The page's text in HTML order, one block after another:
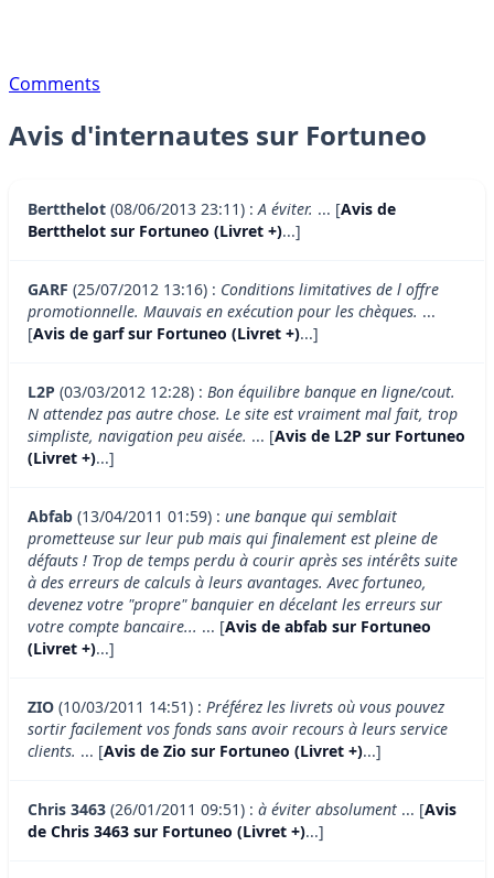
Comments
Avis d'internautes sur Fortuneo
Bertthelot (08/06/2013 23:11) :A éviter. ... [Avis de
Bertthelot sur Fortuneo (Livret +)...]
GARF (25/07/2012 13:16) : Conditions limitatives de l offre
promotionnelle. Mauvais en exécution pour les chèques. ...
[Avis de garf sur Fortuneo (Livret +)...]
L2P (03/03/2012 12:28) : Bon équilibre banque en ligne/cout.
N attendez pas autre chose. Le site est vraiment mal fait, trop
simpliste, navigation peu aisée. ... [Avis de L2P sur Fortuneo
(Livret +)...]
Abfab (13/04/2011 01:59) : une banque qui semblait
prometteuse sur leur pub mais qui finalement est pleine de
défauts ! Trop de temps perdu à courir après ses intérêts suite
à des erreurs de calculs à leurs avantages. Avec fortuneo,
devenez votre "propre" banquier en décelant les erreurs sur
votre compte bancaire... ... [Avis de abfab sur Fortuneo
(Livret +)...]
ZIO (10/03/2011 14:51) : Préférez les livrets où vous pouvez
sortir facilement vos fonds sans avoir recours à leurs service
clients. ... [Avis de Zio sur Fortuneo (Livret +)...]
Chris 3463 (26/01/2011 09:51) : à éviter absolument ... [Avis
de Chris 3463 sur Fortuneo (Livret +)...]